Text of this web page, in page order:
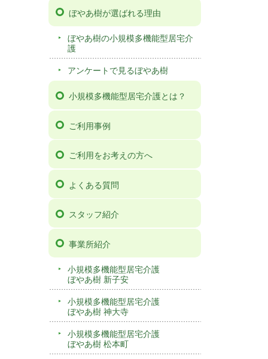
ぼやあ樹が選ばれる理由
ぼやあ樹の小規模多機能型居宅介
護
アンケートで見るぼやあ樹
小規模多機能型居宅介護とは？
ご利用事例
ご利用をお考えの方へ
よくある質問
スタッフ紹介
事業所紹介
小規模多機能型居宅介護
ぼやあ樹 新子安
小規模多機能型居宅介護
ぼやあ樹 神大寺
小規模多機能型居宅介護
ぼやあ樹 松本町